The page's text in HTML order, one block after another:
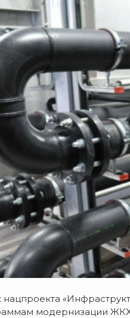
нацпроекта
модернизации